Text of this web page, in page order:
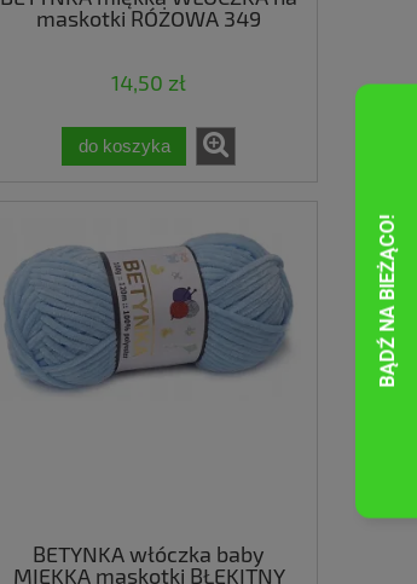
maskotki RÓŻOWA 349
14,50 zł
do koszyka
BETYNKA włóczka baby
MIĘKKA maskotki BŁĘKITNY